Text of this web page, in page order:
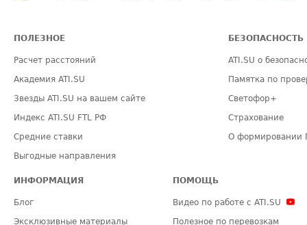
ПОЛЕЗНОЕ
Расчет расстояний
Академия ATI.SU
Звезды ATI.SU на вашем сайте
Индекс ATI.SU FTL РФ
Средние ставки
Выгодные направления
БЕЗОПАСНОСТЬ
ATI.SU о
Памятка по
Светофор+
Страхование
О формировании
ИНФОРМАЦИЯ
Блог
Эксклюзивные материалы
ПОМОЩЬ
Видео по работе с ATI.SU
Полезное по перевозкам